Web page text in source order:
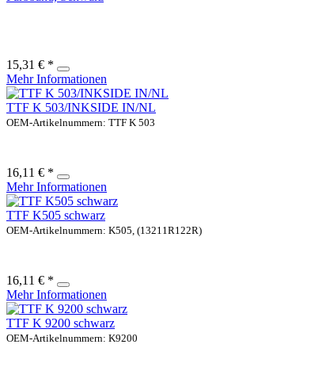
15,31 € *
Mehr Informationen
TTF K 503/INKSIDE IN/NL
OEM-Artikelnummern: TTF K 503
16,11 € *
Mehr Informationen
TTF K505 schwarz
OEM-Artikelnummern: K505, (13211R122R)
16,11 € *
Mehr Informationen
TTF K 9200 schwarz
OEM-Artikelnummern: K9200